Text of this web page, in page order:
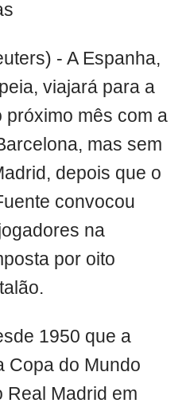
- A Espanha,
viajará para a
próximo mês com a
mas sem
depois que o
convocou
na
por oito
1950 que a
Copa do Mundo
Real Madrid em